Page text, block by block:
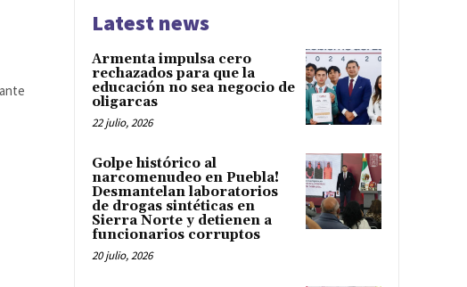
Latest news
Armenta impulsa cero
rechazados para que la
educación no sea negocio de
oligarcas
22 julio, 2026
Golpe histórico al
narcomenudeo en Puebla!
Desmantelan laboratorios
de drogas sintéticas en
Sierra Norte y detienen a
funcionarios corruptos
20 julio, 2026